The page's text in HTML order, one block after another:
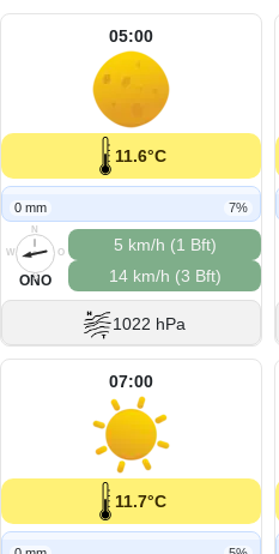
05:00
11.6°C
0 mm 7%
N
O
S
W
ONO
5 km/h (1 Bft)
14 km/h (3 Bft)
1022 hPa
07:00
11.7°C